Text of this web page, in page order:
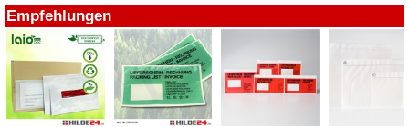
Empfehlungen